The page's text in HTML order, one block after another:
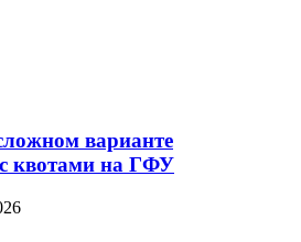
варианте
квотами на ГФУ